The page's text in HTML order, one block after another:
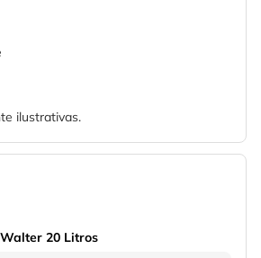
ilustrativas.
20 Litros